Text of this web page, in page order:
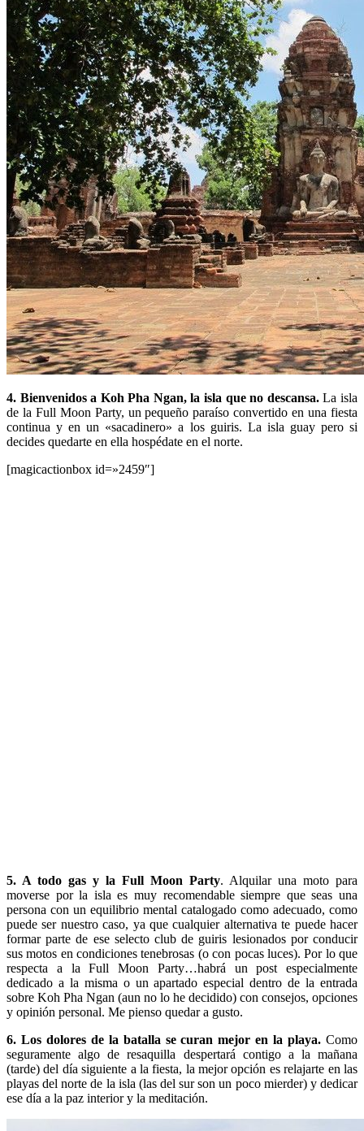
4. Bienvenidos a Koh Pha Ngan, la isla que no descansa.La isla
de la Full Moon Party, un pequeño paraíso convertido en una fiesta
continua y en un «sacadinero» a los guiris. La isla guay pero si
decides quedarte en ella hospédate en el norte.
[magicactionbox id=»2459″]
5. A todo gas y la Full Moon Party. Alquilar una moto para
moverse por la isla es muy recomendable siempre que seas una
persona con un equilibrio mental catalogado como adecuado, como
puede ser nuestro caso, ya que cualquier alternativa te puede hacer
formar parte de ese selecto club de guiris lesionados por conducir
sus motos en condiciones tenebrosas (o con pocas luces). Por lo que
respecta a la Full Moon Party…habrá un post especialmente
dedicado a la misma o un apartado especial dentro de la entrada
sobre Koh Pha Ngan (aun no lo he decidido) con consejos, opciones
y opinión personal. Me pienso quedar a gusto.
6. Los dolores de la batalla se curan mejor en la playa. Como
seguramente algo de resaquilla despertará contigo a la mañana
(tarde) del día siguiente a la fiesta, la mejor opción es relajarte en las
playas del norte de la isla (las del sur son un poco mierder) y dedicar
ese día a la paz interior y la meditación.